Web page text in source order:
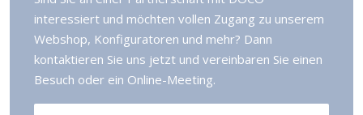
interessiert und möchten vollen Zugang zu unserem
Webshop, Konfiguratoren und mehr? Dann
kontaktieren Sie uns jetzt und vereinbaren Sie einen
Besuch oder ein Online-Meeting.